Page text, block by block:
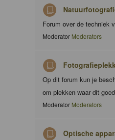
Forum over de techniek
Moderator Moderators
Op dit forum kun je
om plekken waar dit
Moderator Moderators
Optische